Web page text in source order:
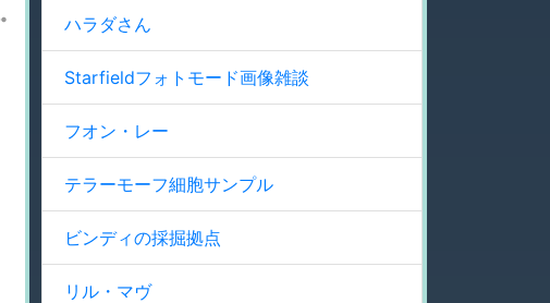
ハラダさん
Starfieldフォトモード画像雑談
フオン・レー
テラーモーフ細胞サンプル
ビンディの採掘拠点
リル・マヴ